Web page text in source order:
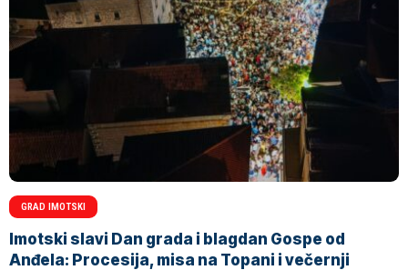
GRAD IMOTSKI
Imotski slavi Dan grada i blagdan Gospe od
Anđela: Procesija, misa na Topani i večernji